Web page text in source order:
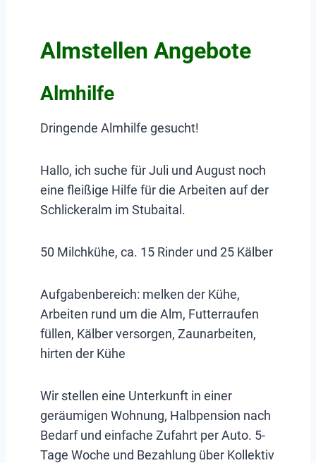
Almstellen Angebote
Almhilfe
Dringende Almhilfe gesucht!
Hallo, ich suche für Juli und August noch
eine fleißige Hilfe für die Arbeiten auf der
Schlickeralm im Stubaital.
50 Milchkühe, ca. 15 Rinder und 25 Kälber
Aufgabenbereich: melken der Kühe,
Arbeiten rund um die Alm, Futterraufen
füllen, Kälber versorgen, Zaunarbeiten,
hirten der Kühe
Wir stellen eine Unterkunft in einer
geräumigen Wohnung, Halbpension nach
Bedarf und einfache Zufahrt per Auto. 5-
Tage Woche und Bezahlung über Kollektiv